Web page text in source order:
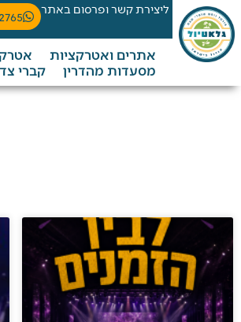
ליצירת קשר ופרסום באתר
אתרים ואטרקציות
מסעדות מהדרין
קברי